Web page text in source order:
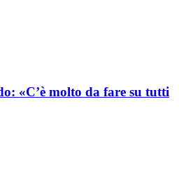
«C’è molto da fare su tutti